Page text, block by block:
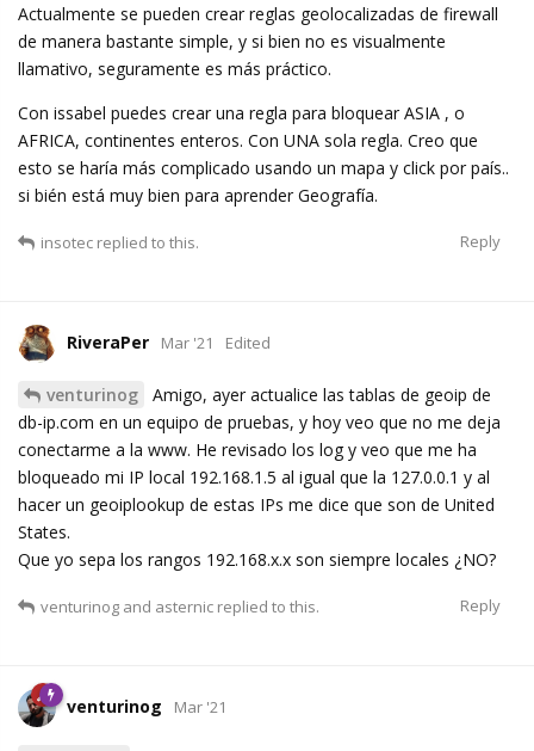
Actualmente se pueden crear reglas geolocalizadas de firewall
de manera bastante simple, y si bien no es visualmente
llamativo, seguramente es más práctico.
Con issabel puedes crear una regla para bloquear ASIA , o
AFRICA, continentes enteros. Con UNA sola regla. Creo que
esto se haría más complicado usando un mapa y click por país..
si bién está muy bien para aprender Geografía.
Reply
insotec replied to this.
RiveraPer Mar '21 Edited
venturinog
Amigo, ayer actualice las tablas de geoip de
db-ip.com en un equipo de pruebas, y hoy veo que no me deja
conectarme a la www. He revisado los log y veo que me ha
bloqueado mi IP local 192.168.1.5 al igual que la 127.0.0.1 y al
hacer un geoiplookup de estas IPs me dice que son de United
States.
Que yo sepa los rangos 192.168.x.x son siempre locales ¿NO?
Reply
venturinog and asternic replied to this.
venturinog Mar '21